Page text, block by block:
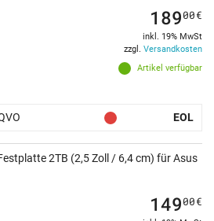
Artikel verfügbar
18900€
inkl. 19% MwSt
zzgl. Versandkosten
EOL
2TB (2,5 Zoll / 6,4 cm) für Asus
14900€